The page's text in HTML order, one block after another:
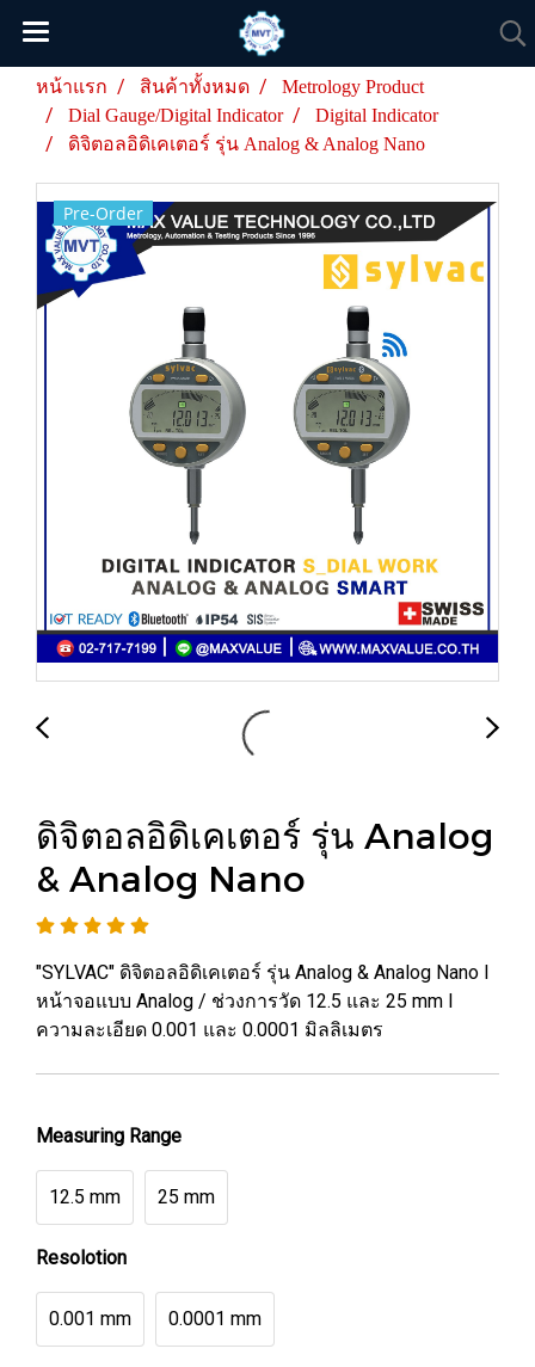
หน้าแรก สินค้าทั้งหมด
Metrology Product
Dial Gauge/Digital Indicator
Digital Indicator
ดิจิตอลอิดิเคเตอร์ รุ่น Analog & Analog Nano
Pre-Order
ดิจิตอลอิดิเคเตอร์ รุ่น Analog
& Analog Nano
"SYLVAC" ดิจิตอลอิดิเคเตอร์ รุ่น Analog & Analog Nano I
หน้าจอแบบ Analog / ช่วงการวัด 12.5 และ 25 mm I
ความละเอียด 0.001 และ 0.0001 มิลลิเมตร
Measuring Range
12.5 mm 25 mm
Resolotion
0.001 mm 0.0001 mm